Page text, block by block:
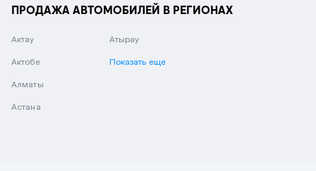
ПРОДАЖА АВТОМОБИЛЕЙ В РЕГИОНАХ
Актау
Актобе
Алматы
Астана
Атырау
Показать еще